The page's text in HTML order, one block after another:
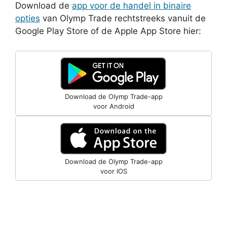
Download de app voor de handel in binaire
opties van Olymp Trade rechtstreeks vanuit de
Google Play Store of de Apple App Store hier:
Download de Olymp Trade-app
voor Android
Download de Olymp Trade-app
voor IOS